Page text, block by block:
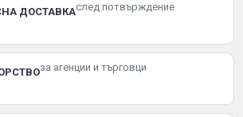
ДОСТАВКАслед потвърждение
за агенции и търговци